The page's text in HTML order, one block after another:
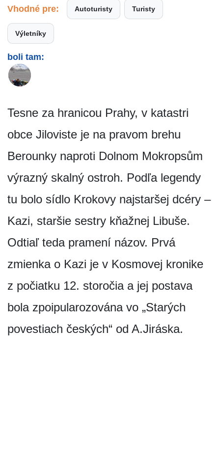
Vhodné pre: Autoturisty Turisty
Výletníky
boli tam:
Tesne za hranicou Prahy, v katastri
obce Jiloviste je na pravom brehu
Berounky naproti Dolnom Mokropsům
výrazný skalný ostroh. Podľa legendy
tu bolo sídlo Krokovy najstaršej dcéry –
Kazi, staršie sestry kňažnej Libuše.
Odtiaľ teda pramení názov. Prvá
zmienka o Kazi je v Kosmovej kronike
z počiatku 12. storočia a jej postava
bola zpoipularozována vo „Starých
povestiach českých“ od A.Jiráska.